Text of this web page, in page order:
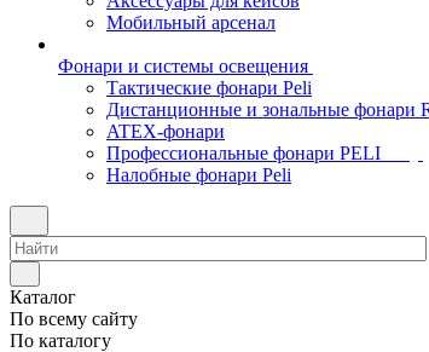
Мобильный арсенал
Фонари и системы освещения
Тактические фонари Peli
Дистанционные и зональные фонари
ATEX-фонари
Профессиональные фонари PELI
Налобные фонари Peli
Каталог
По всему сайту
По каталогу